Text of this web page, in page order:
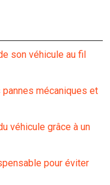
son véhicule au fil
mécaniques et
véhicule grâce à un
pour éviter